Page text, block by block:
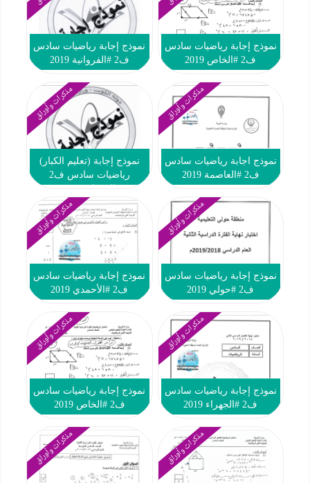
نموذج إجابة رياضيات سادس
ف2 #الخاص 2019
نموذج إجابة رياضيات سادس
ف2 #الفروانية 2019
مذكرات وأوراق
نموذج اجابة رياضيات سادس
ف2 #العاصمة 2019
مذكرات وأوراق
نموذج إجابة (تعليم الكبار)
رياضيات سادس ف2
مذكرات وأوراق
نموذج إجابة رياضيات سادس
ف2 #حولي 2019
مذكرات وأوراق
نموذج إجابة رياضيات سادس
ف2 #الأحمدي 2019
مذكرات وأوراق
نموذج إجابة رياضيات سادس
ف2 #الجهراء 2019
مذكرات وأوراق
نموذج إجابة رياضيات سادس
ف2 #الخاص 2019
مذكرات وأوراق مذكرات وأوراق